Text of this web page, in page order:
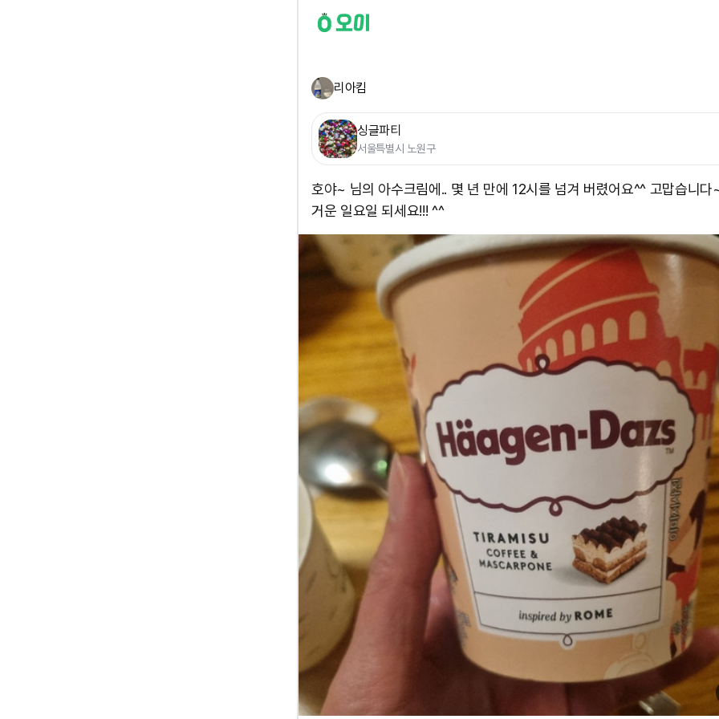
리아킴
싱글파티
서울특별시 노원구
호야~ 님의 아수크림에.. 몇 년 만에 12시를 넘겨 버렸어요^^ 고맙습니
거운 일요일 되세요!!! ^^ ​